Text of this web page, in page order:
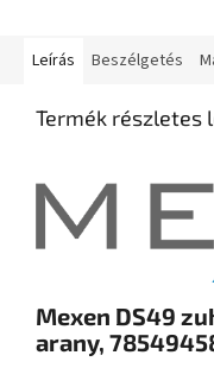
Leírás Beszélgetés
Termék részletes
Mexen DS49
arany,